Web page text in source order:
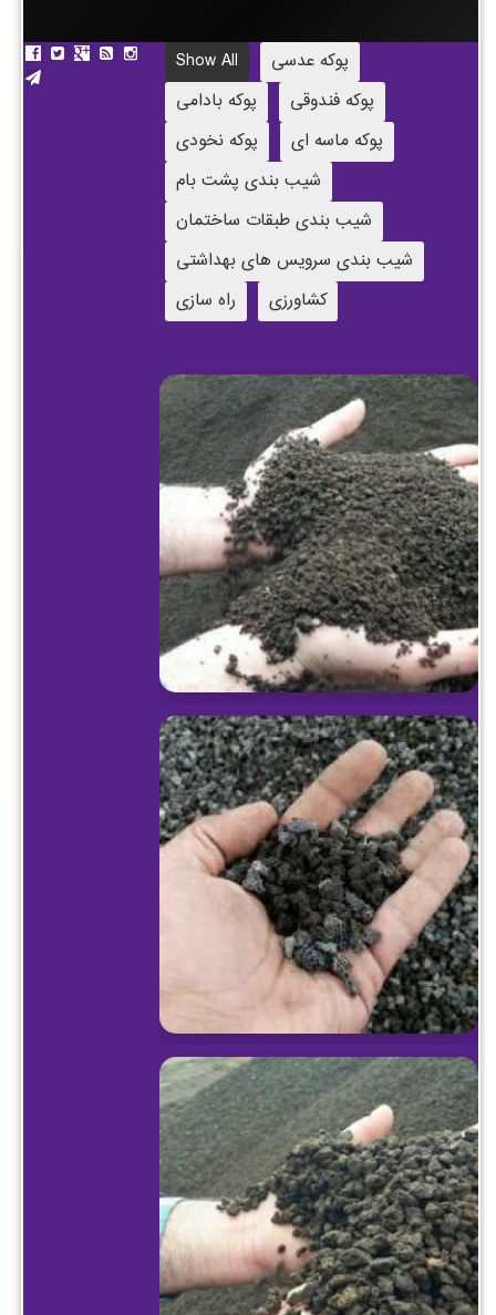
Show All
پوکه عدسی
پوکه بادامی
پوکه فندوقی
پوکه نخودی
پوکه ماسه ای
شیب بندی پشت بام
شیب بندی طبقات ساختمان
شیب بندی سرویس های بهداشتی
راه سازی
کشاورزی